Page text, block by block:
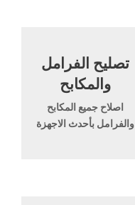
تصليح الفرامل
والمكابح
اصلاح جميع المكابح
والفرامل بأحدث الاجهزة